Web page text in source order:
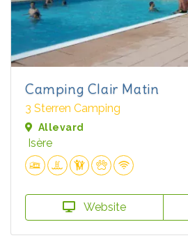
Camping Clair Matin
3 Sterren Camping
Allevard
Isère
Website